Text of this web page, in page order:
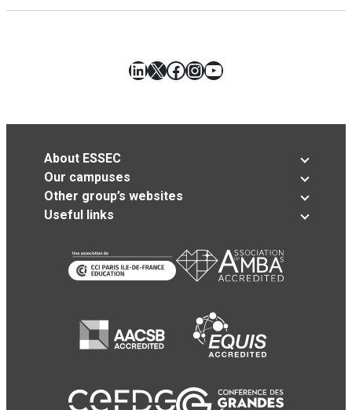
LinkedIn
X Facebook
Instagram
YouTube
About ESSEC
Our campuses
Other group’s websites
Useful links